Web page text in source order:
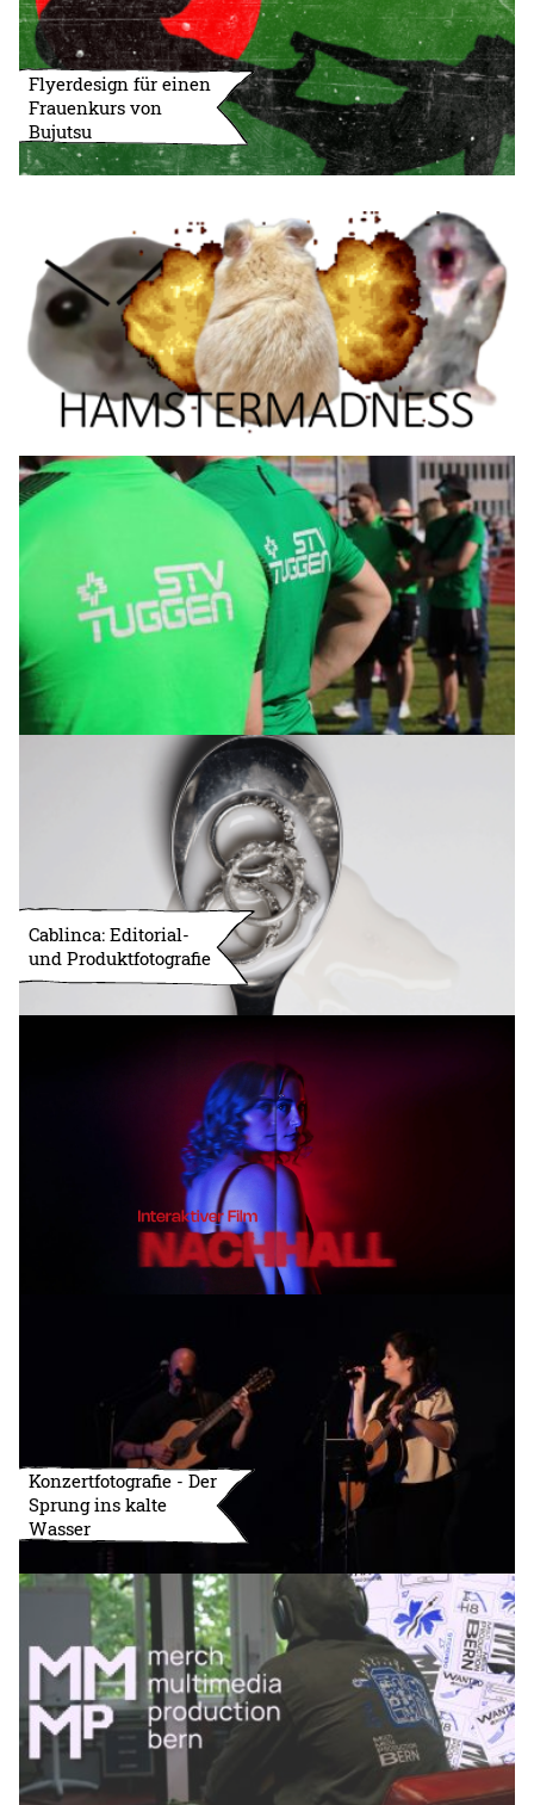
Flyerdesign für einen
Frauenkurs von
Bujutsu
Cablinca: Editorial-
und Produktfotografie
Konzertfotografie - Der
Sprung ins kalte
Wasser